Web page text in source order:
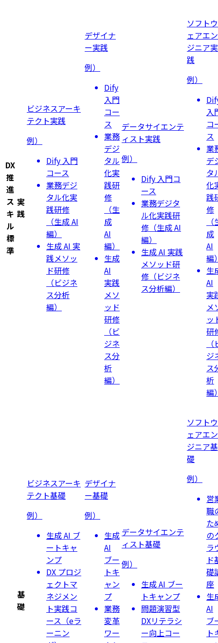
DX
推
進
ス
キ
ル
標
準
実
践
ビジネスアーキ
テクト実践
例）
Dify ⼊⾨
コース
業務デジ
タル化実
践研修
（生成 AI
編）
⽣成 AI 実
践メソッ
ド研修
（ビジネ
ス分析
編）
デザイナ
ー実践
例）
Dify
⼊⾨
コー
ス
業務
デジ
タル
化実
践研
修
（生
成
AI
編）
⽣成
AI
実践
メソ
ッド
研修
（ビ
ジネ
ス分
析
編）
データサイエンテ
ィスト実践
例）
Dify ⼊⾨コ
ース
業務デジタ
ル化実践研
修（生成 AI
編）
⽣成 AI 実践
メソッド研
修（ビジネ
ス分析編）
ソフトウ
ェアエン
ジニア実
践
例）
⼊
コ
ス
業
デ
タ
化
践
修
成
AI
編
⽣
AI
実
メ
ッ
研
ジ
ス
析
編
基
礎
ビジネスアーキ
テクト基礎
例）
生成 AI ブ
ートキャ
ンプ
DX プロジ
ェクトマ
ネジメン
ト実践コ
ース（eラ
ーニン
デザイナ
ー基礎
例）
生成
AI
ブー
トキ
ャン
プ
業務
変革
ワー
データサイエンテ
ィスト基礎
例）
生成 AI ブー
トキャンプ
問題演習型
DXリテラシ
ー向上コー
ソフトウ
ェアエン
ジニア基
礎
例）
営
職
た
の
ラ
ド
礎
座
生
AI
ブ
ト